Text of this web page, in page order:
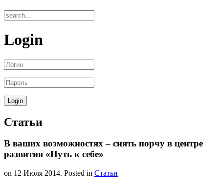
Login
Статьи
В ваших возможностях – снять порчу в центре
развития «Путь к себе»
on 12 Июля 2014. Posted in Статьи